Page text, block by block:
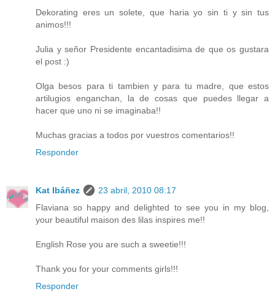
Dekorating eres un solete, que haria yo sin ti y sin tus
animos!!!
Julia y señor Presidente encantadisima de que os gustara
el post :)
Olga besos para ti tambien y para tu madre, que estos
artilugios enganchan, la de cosas que puedes llegar a
hacer que uno ni se imaginaba!!
Muchas gracias a todos por vuestros comentarios!!
Responder
Kat Ibáñez
23 abril, 2010 08:17
Flaviana so happy and delighted to see you in my blog,
your beautiful maison des lilas inspires me!!
English Rose you are such a sweetie!!!
Thank you for your comments girls!!!
Responder